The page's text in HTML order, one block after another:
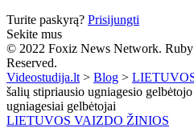
Turite paskyrą? Prisijungti
Sekite mus
© 2022 Foxiz News Network.
Reserved.
Videostudija.lt > Blog >
šalių stipriausio ugniagesio
ugniagesiai gelbėtojai
LIETUVOS VAIZDO ŽINIOS